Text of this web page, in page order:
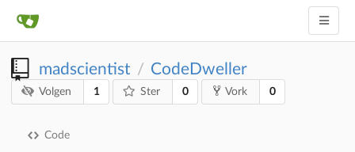
madscientist / CodeDweller
Volgen 1 Ster 0 Vork 0
Code